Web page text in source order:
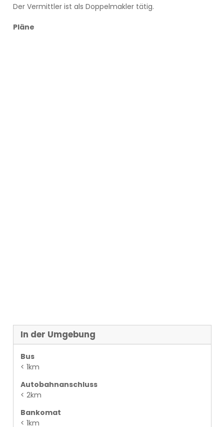
Der Vermittler ist als Doppelmakler tätig.
Pläne
In der Umgebung
Bus
< 1km
Autobahnanschluss
< 2km
Bankomat
< 1km